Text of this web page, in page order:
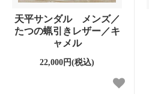
天平サンダル メンズ／
たつの蝋引きレザー／キ
ャメル
22,000円(税込)